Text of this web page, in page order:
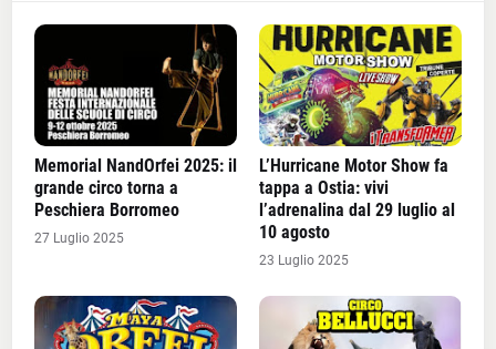
Memorial NandOrfei 2025: il
grande circo torna a
Peschiera Borromeo
27 Luglio 2025
L’Hurricane Motor Show fa
tappa a Ostia: vivi
l’adrenalina dal 29 luglio al
10 agosto
23 Luglio 2025